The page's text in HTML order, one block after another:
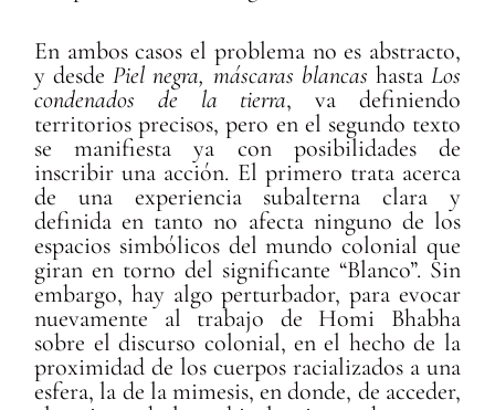
En ambos casos el problema no es abstracto,
y desdePiel negra, máscaras blancas hasta Los
condenados de la tierra, va definiendo
territorios precisos, pero en el segundo texto
se manifiesta ya con posibilidades de
inscribir una acción. El primero trata acerca
de una experiencia subalterna clara y
definida en tanto no afecta ninguno de los
espacios simbólicos del mundo colonial que
giran en torno del significante “Blanco”. Sin
embargo, hay algo perturbador, para evocar
nuevamente al trabajo de Homi Bhabha
sobre el discurso colonial, en el hecho de la
proximidad de los cuerpos racializados a una
esfera, la de la mimesis, en donde, de acceder,